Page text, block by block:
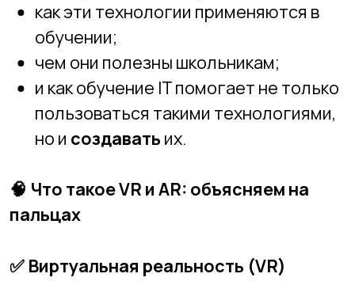
Что такое VR и AR: объясняем на
пальцах
✅Виртуальная реальность (VR)
Это полностью цифровой мир, в который
специальных очков или шлема
(например, Oculus Quest, Pico,
PlayStation VR). В этой среде можно
объектами и учиться через имитацию.